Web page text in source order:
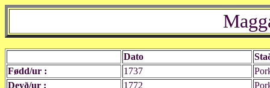
Dato
Fødd/ur :
1737
Deyð/ur :
1772